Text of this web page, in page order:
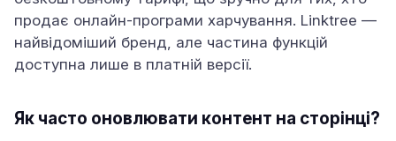
продає онлайн-програми харчування. Linktree —
найвідоміший бренд, але частина функцій
доступна лише в платній версії.
Як часто оновлювати контент на сторінці?